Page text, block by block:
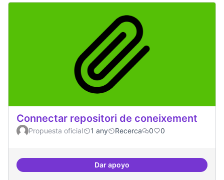
Connectar repositori de coneixement
Propuesta oficial 1 any Recerca 0 0
Dar apoyoConnectar repositori de